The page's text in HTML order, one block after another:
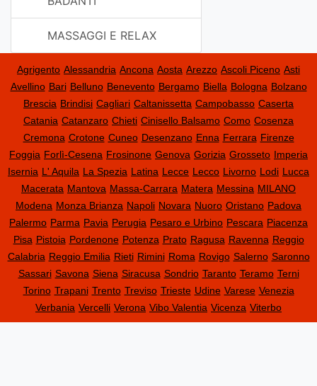
MASSAGGI E RELAX
Agrigento Alessandria Ancona Aosta Arezzo Ascoli Piceno Asti
Avellino Bari Belluno Benevento Bergamo Biella Bologna Bolzano
Brescia Brindisi Cagliari Caltanissetta Campobasso Caserta
Catania Catanzaro Chieti Cinisello Balsamo Como Cosenza
Cremona Crotone Cuneo Desenzano Enna Ferrara Firenze
Foggia Forlì-Cesena Frosinone Genova Gorizia Grosseto Imperia
Isernia L' Aquila La Spezia Latina Lecce Lecco Livorno Lodi Lucca
Macerata Mantova Massa-Carrara Matera Messina MILANO
Modena Monza Brianza Napoli Novara Nuoro Oristano Padova
Palermo Parma Pavia Perugia Pesaro e Urbino Pescara Piacenza
Pisa Pistoia Pordenone Potenza Prato Ragusa Ravenna Reggio
Calabria Reggio Emilia Rieti Rimini Roma Rovigo Salerno Saronno
Sassari Savona Siena Siracusa Sondrio Taranto Teramo Terni
Torino Trapani Trento Treviso Trieste Udine Varese Venezia
Verbania Vercelli Verona Vibo Valentia Vicenza Viterbo